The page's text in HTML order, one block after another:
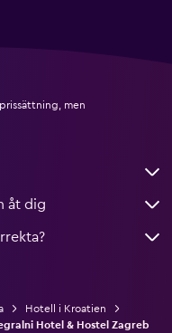
men
åt dig
Hotell i Kroatien
Hotel & Hostel Zagreb